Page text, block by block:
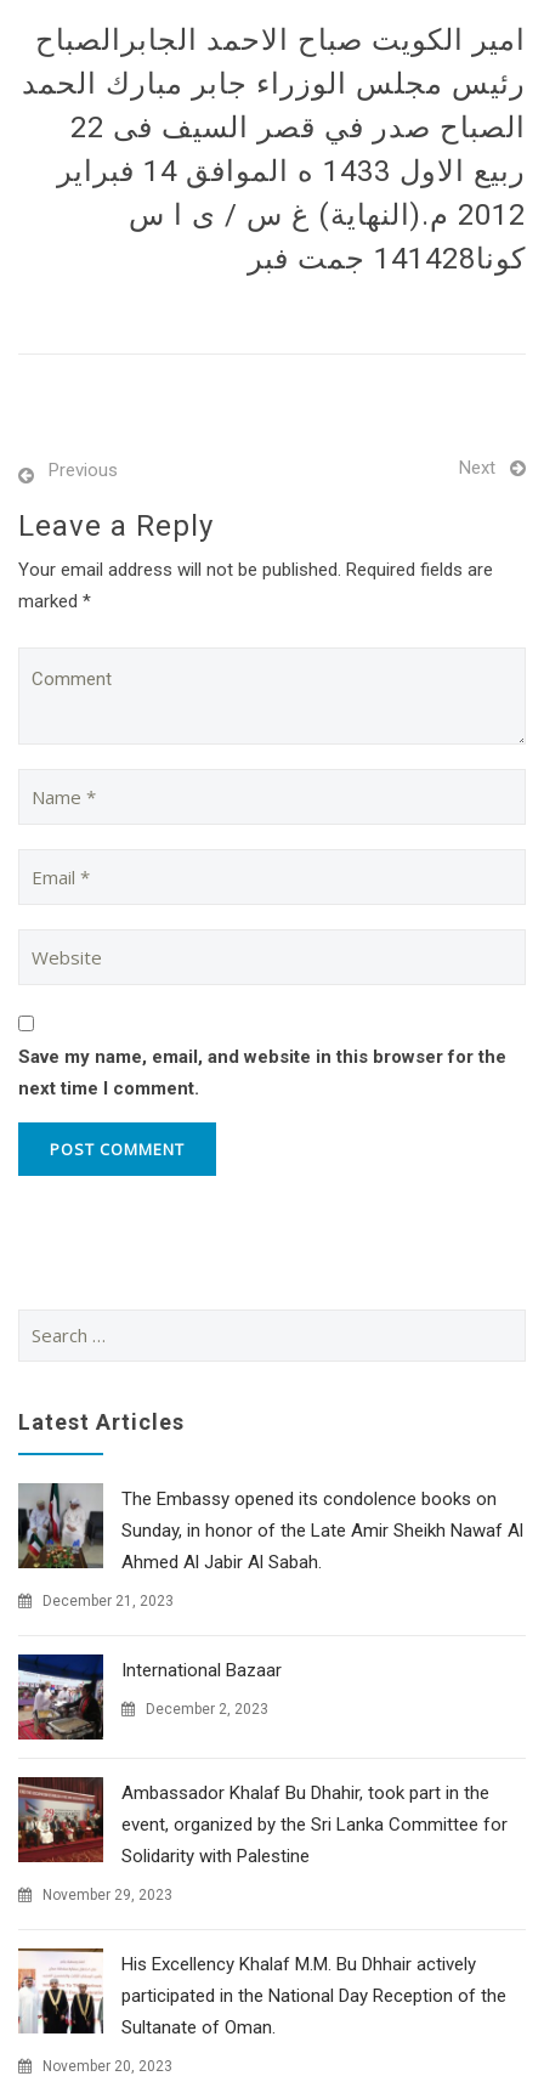
امير الكويت صباح الاحمد الجابرالصباح
رئيس مجلس الوزراء جابر مبارك الحمد
الصباح صدر في قصر السيف فى 22
ربيع الاول 1433 ه الموافق 14 فبراير
2012 م.(النهاية) غ س / ى ا س
كونا141428 جمت فبر
Previous Next
Leave a Reply
Your email address will not be published. Required fields are
marked *
Save my name, email, and website in this browser for the
next time I comment.
Latest Articles
The Embassy opened its condolence books on
Sunday, in honor of the Late Amir Sheikh Nawaf Al
Ahmed Al Jabir Al Sabah.
December 21, 2023
International Bazaar
December 2, 2023
Ambassador Khalaf Bu Dhahir, took part in the
event, organized by the Sri Lanka Committee for
Solidarity with Palestine
November 29, 2023
His Excellency Khalaf M.M. Bu Dhhair actively
participated in the National Day Reception of the
Sultanate of Oman.
November 20, 2023